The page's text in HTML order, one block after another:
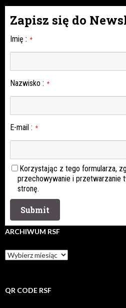
Zapisz się do
Imię : *
Nazwisko : *
E-mail : *
Korzystając z tego formularza,
przechowywanie i przetwarzanie
stronę.
ARCHIWUM RSF
Archiwum
rsf
QR CODE RSF